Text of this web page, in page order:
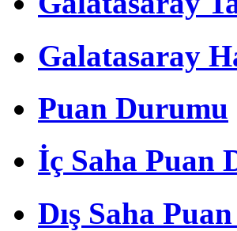
Galatasaray
Puan Durumu
İç Saha Puan
Dış Saha